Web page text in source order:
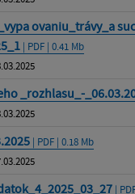
ovaniu_trávy_a
| PDF | 0.41 Mb
_rozhlasu_-
| PDF | 0.18 Mb
|